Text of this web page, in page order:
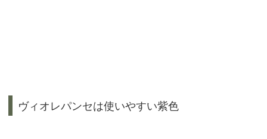
ヴィオレパンセは使いやすい紫色